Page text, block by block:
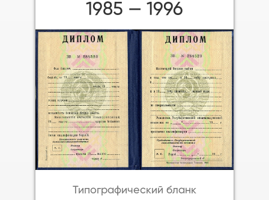
1985 — 1996
Типографический бланк